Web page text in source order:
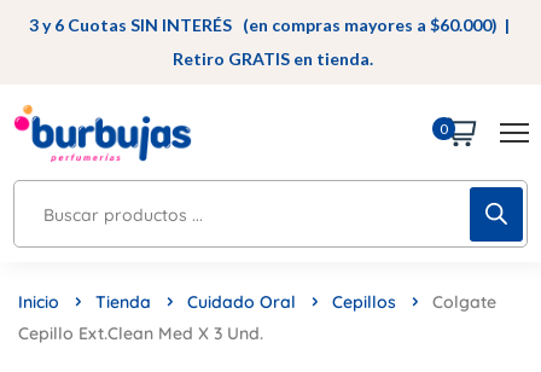
3 y 6 Cuotas SIN INTERÉS (en compras mayores a $60.000) |
Retiro GRATIS en tienda.
0
Inicio Tienda Cuidado Oral Cepillos
Colgate
Cepillo Ext.Clean Med X 3 Und.